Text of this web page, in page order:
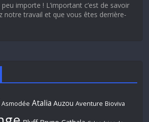
importe ! L’important c’est de savoir
notre travail et que vous êtes derrière-
Asmodée Atalia Auzou Aventure Bioviva